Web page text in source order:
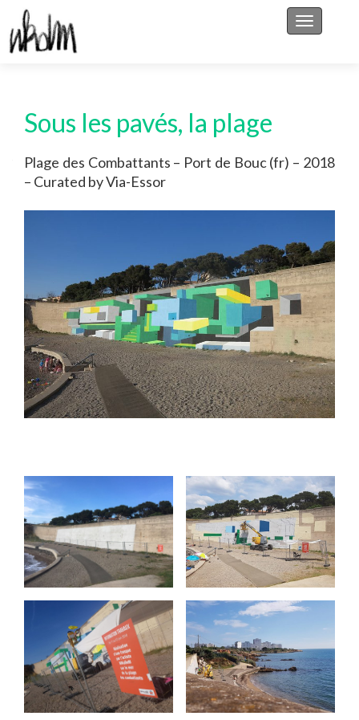
Afficher/
Sous les pavés, la plage
Plage des Combattants – Port de Bouc (fr) – 2018
– Curated by Via-Essor